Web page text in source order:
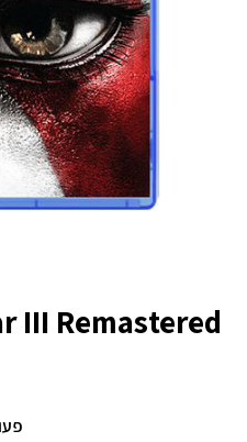
III Remastered